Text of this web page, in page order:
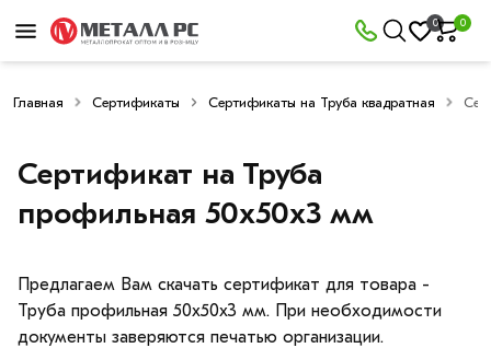
0 0
Главная Сертификаты Сертификаты на Труба квадратная
Сертификат на Труба
профильная 50х50х3 мм
Предлагаем Вам скачать сертификат для товара -
Труба профильная 50х50х3 мм. При необходимости
документы заверяются печатью организации.